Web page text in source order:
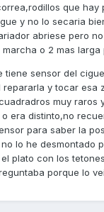
que hay
y no lo secaria
abriese pero
o 2 mas larga
tiene sensor del
repararla y tocar esa
muy raros
era distinto,no
para saber la
lo he desmontado
plato con los
porque lo